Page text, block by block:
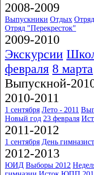
2008-2009
Выпускники Отдых
Отряд "Перекресток"
2009-2010
Экскурсии
февраля 8 марта
Выпускной-
2010-2011
1 сентября Лето - 2011
Новый год 23 февраля
2011-2012
1 сентября День
2012-2013
ЮИД Выборы 2012